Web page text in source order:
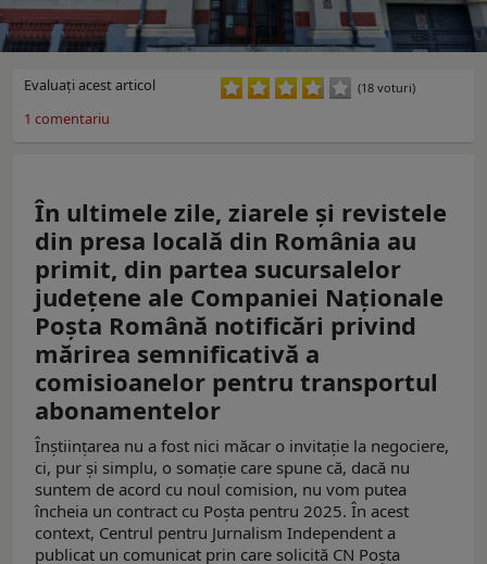
Evaluaţi acest articol (18 voturi)
1 comentariu
În ultimele zile, ziarele şi revistele
din presa locală din România au
primit, din partea sucursalelor
judeţene ale Companiei Naţionale
Poşta Română notificări privind
mărirea semnificativă a
comisioanelor pentru transportul
abonamentelor
Înştiinţarea nu a fost nici măcar o invitaţie la negociere,
ci, pur şi simplu, o somaţie care spune că, dacă nu
suntem de acord cu noul comision, nu vom putea
încheia un contract cu Poşta pentru 2025. În acest
context, Centrul pentru Jurnalism Independent a
publicat un comunicat prin care solicită CN Poşta